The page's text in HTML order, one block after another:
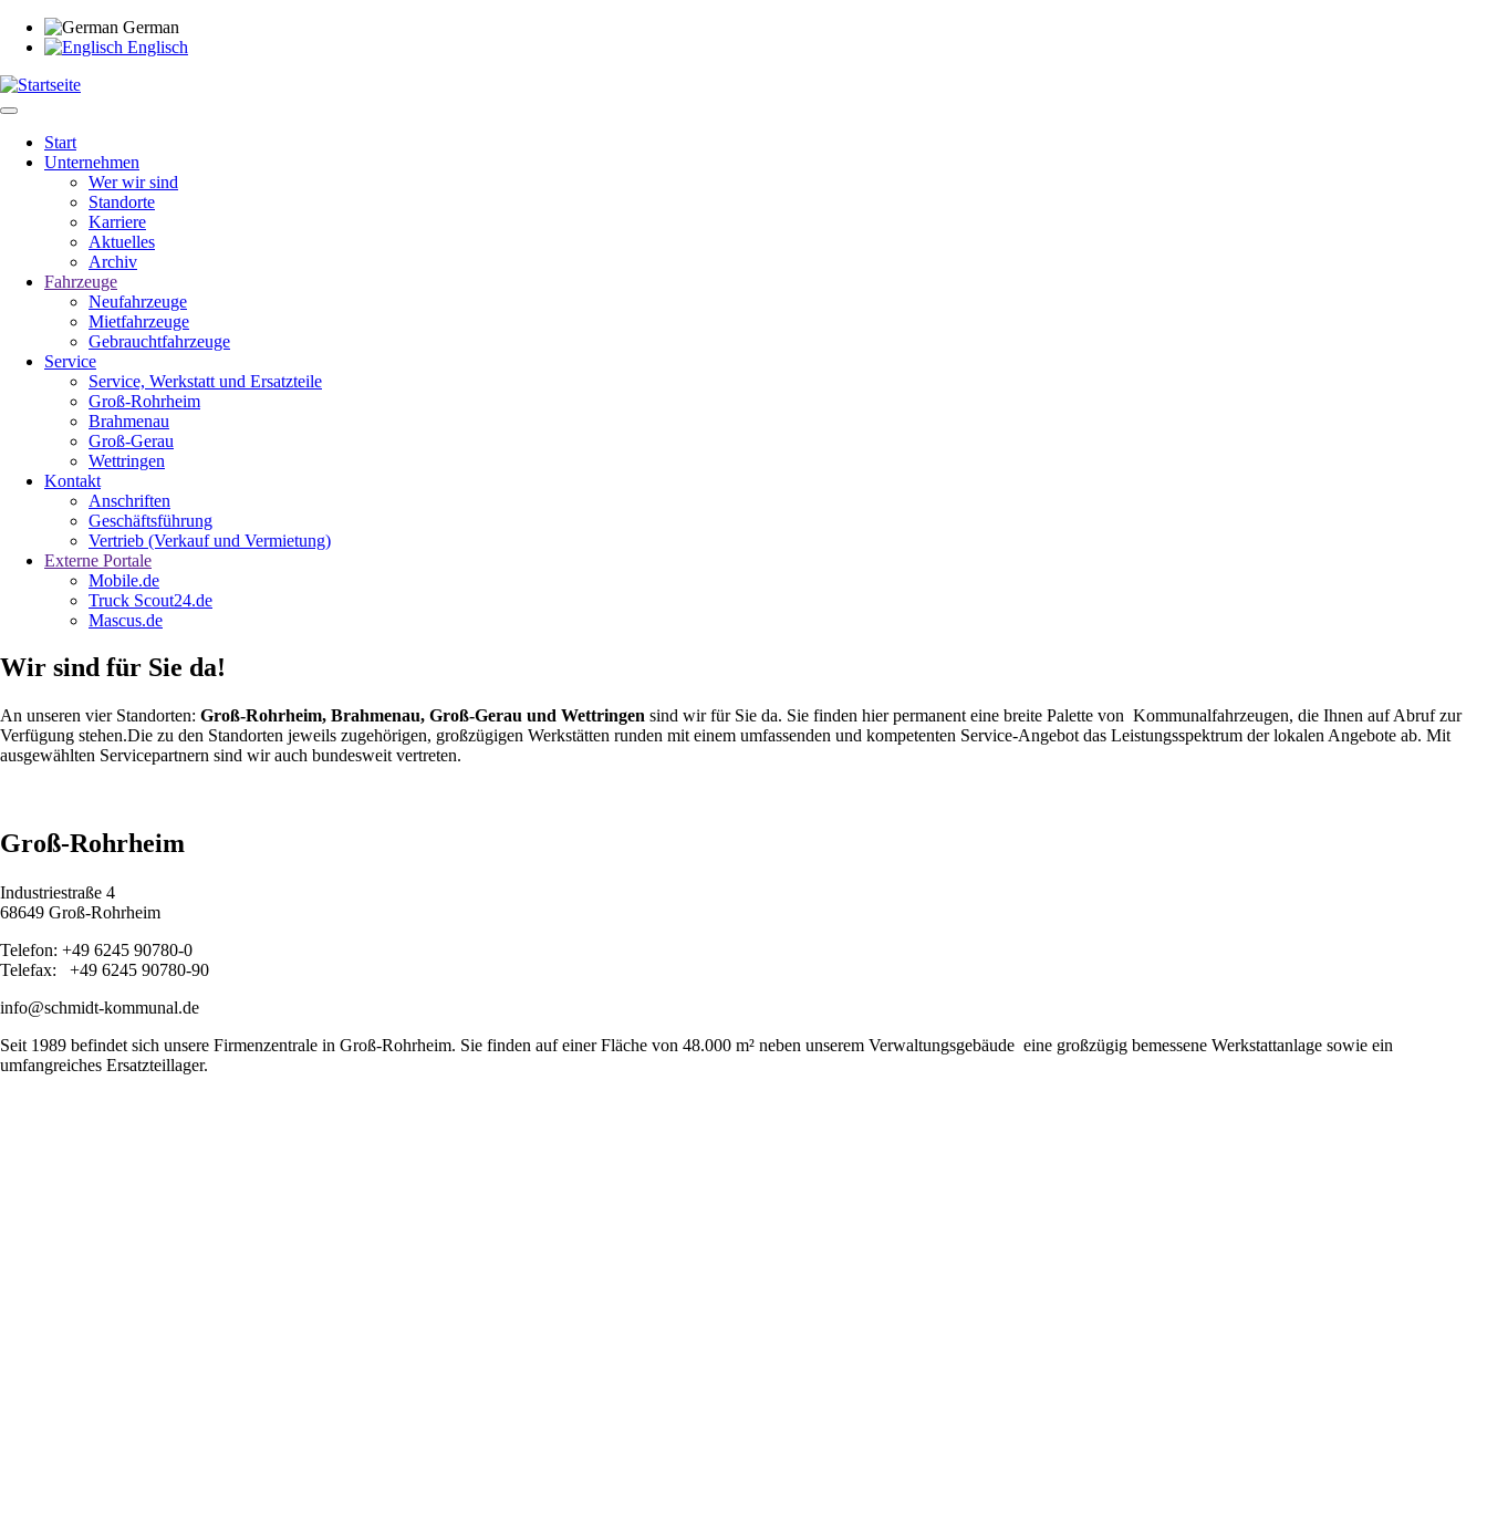
Direkt
zum
German
Englisch
Main
Start
Unternehmen
Wer wir sind
Standorte
Karriere
Aktuelles
Archiv
Fahrzeuge
Neufahrzeuge
Mietfahrzeuge
Gebrauchtfahrzeuge
Service
Service, Werkstatt und Ersatzteile
Groß-Rohrheim
Brahmenau
Groß-Gerau
Wettringen
Kontakt
Anschriften
Geschäftsführung
Vertrieb (Verkauf und Vermietung)
Externe Portale
Mobile.de
Truck Scout24.de
Mascus.de
Wir sind für Sie da!
An unseren vier Standorten: Groß-Rohrheim, Brahmenau, Groß-Gerau und Wettringen sind wir für Sie da. Sie finden hier permanent eine breite Palette von Kommunalfahrzeugen, die Ihnen auf Abruf zur
Verfügung stehen.Die zu den Standorten jeweils zugehörigen, großzügigen Werkstätten runden mit einem umfassenden und kompetenten Service-Angebot das Leistungsspektrum der lokalen Angebote ab. Mit
ausgewählten Servicepartnern sind wir auch bundesweit vertreten.
Groß-Rohrheim
Industriestraße 4
68649 Groß-Rohrheim
Telefon: +49 6245 90780-0
Telefax: +49 6245 90780-90
info@schmidt-kommunal.de
Seit 1989 befindet sich unsere Firmenzentrale in Groß-Rohrheim. Sie finden auf einer Fläche von 48.000 m² neben unserem Verwaltungsgebäude eine großzügig bemessene Werkstattanlage sowie ein
umfangreiches Ersatzteillager.